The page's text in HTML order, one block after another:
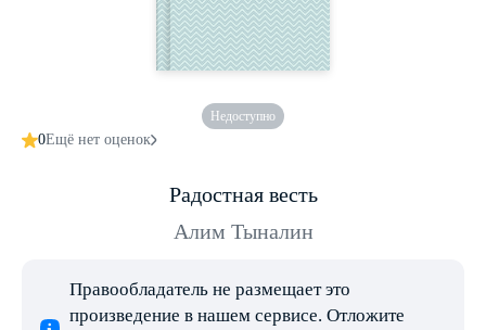
Недоступно
0Ещё нет оценок
Радостная весть
Алим Тыналин
Правообладатель не размещает это
произведение в нашем сервисе. Отложите